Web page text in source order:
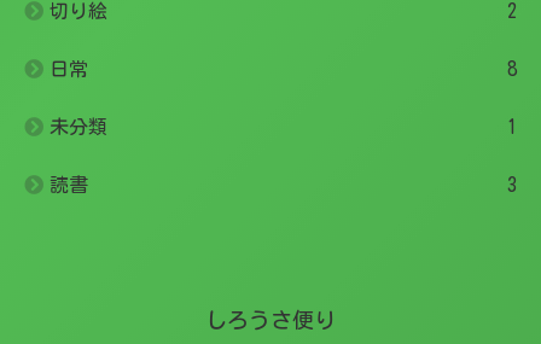
切り絵 2
日常 8
未分類 1
読書 3
しろうさ便り